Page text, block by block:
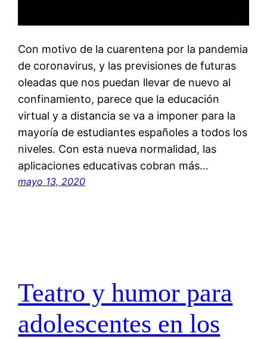
Con motivo de la cuarentena por la pandemia
de coronavirus, y las previsiones de futuras
oleadas que nos puedan llevar de nuevo al
confinamiento, parece que la educación
virtual y a distancia se va a imponer para la
mayoría de estudiantes españoles a todos los
niveles. Con esta nueva normalidad, las
aplicaciones educativas cobran más…
mayo 13, 2020
Teatro y humor para
adolescentes en los